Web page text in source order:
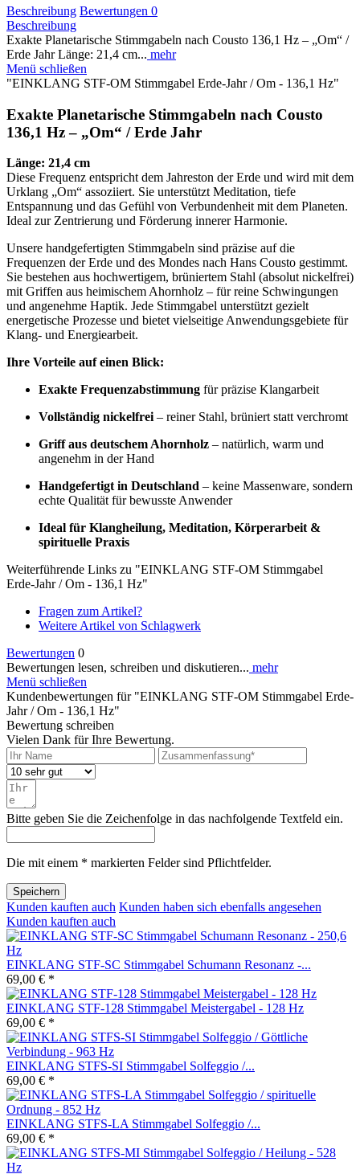
Beschreibung Bewertungen 0
Beschreibung
Exakte Planetarische Stimmgabeln nach Cousto 136,1 Hz – „Om“ /
Erde Jahr Länge: 21,4 cm... mehr
Menü schließen
"EINKLANG STF-OM Stimmgabel Erde-Jahr / Om - 136,1 Hz"
Exakte Planetarische Stimmgabeln nach Cousto
136,1 Hz – „Om“ / Erde Jahr
Länge: 21,4 cm
Diese Frequenz entspricht dem Jahreston der Erde und wird mit dem
Urklang „Om“ assoziiert. Sie unterstützt Meditation, tiefe
Entspannung und das Gefühl von Verbundenheit mit dem Planeten.
Ideal zur Zentrierung und Förderung innerer Harmonie.
Unsere handgefertigten Stimmgabeln sind präzise auf die
Frequenzen der Erde und des Mondes nach Hans Cousto gestimmt.
Sie bestehen aus hochwertigem, brüniertem Stahl (absolut nickelfrei)
mit Griffen aus heimischem Ahornholz – für reine Schwingungen
und angenehme Haptik. Jede Stimmgabel unterstützt gezielt
energetische Prozesse und bietet vielseitige Anwendungsgebiete für
Klang- und Energiearbeit.
Ihre Vorteile auf einen Blick:
Exakte Frequenzabstimmung für präzise Klangarbeit
Vollständig nickelfrei – reiner Stahl, brüniert statt verchromt
Griff aus deutschem Ahornholz – natürlich, warm und
angenehm in der Hand
Handgefertigt in Deutschland – keine Massenware, sondern
echte Qualität für bewusste Anwender
Ideal für Klangheilung, Meditation, Körperarbeit &
spirituelle Praxis
Weiterführende Links zu "EINKLANG STF-OM Stimmgabel
Erde-Jahr / Om - 136,1 Hz"
Fragen zum Artikel?
Weitere Artikel von Schlagwerk
Bewertungen 0
Bewertungen lesen, schreiben und diskutieren... mehr
Menü schließen
Kundenbewertungen für "EINKLANG STF-OM Stimmgabel Erde-
Jahr / Om - 136,1 Hz"
Bewertung schreiben
Vielen Dank für Ihre Bewertung.
Bitte geben Sie die Zeichenfolge in das nachfolgende Textfeld ein.
Die mit einem * markierten Felder sind Pflichtfelder.
Speichern
Kunden kauften auch Kunden haben sich ebenfalls angesehen
Kunden kauften auch
EINKLANG STF-SC Stimmgabel Schumann Resonanz -...
69,00 € *
EINKLANG STF-128 Stimmgabel Meistergabel - 128 Hz
69,00 € *
EINKLANG STFS-SI Stimmgabel Solfeggio /...
69,00 € *
EINKLANG STFS-LA Stimmgabel Solfeggio /...
69,00 € *